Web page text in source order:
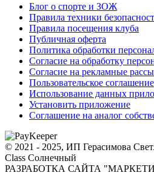
Блог о спорте и ЗОЖ
Правила техники
Правила посещения клуба
Публичная оферта
Политика обработки
Согласие на обработку
Согласие на рекламные
Пользовательское соглашение
Использование данных
Установить приложение
Соглашение на аналог
© 2021 - 2025, ИП Герасимова
Class Солнечный
РАЗРАБОТКА САЙТА